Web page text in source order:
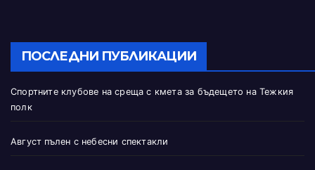
ПОСЛЕДНИ ПУБЛИКАЦИИ
Спортните клубове на среща с кмета за бъдещето на Тежкия
полк
Август пълен с небесни спектакли